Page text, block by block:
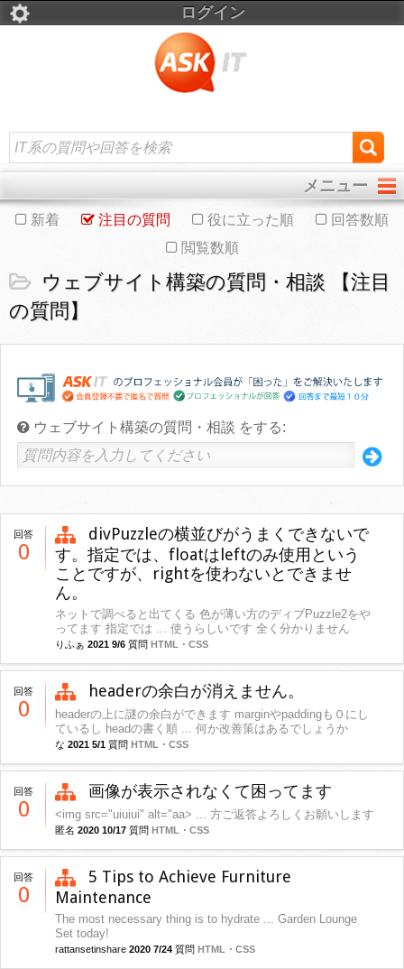
ログイン
メニュー
新着 注目の質問 役に立った順
回答数順
閲覧数順
ウェブサイト構築の質問・相談 【注目
の質問】
ウェブサイト構築の質問・相談 をする:
回答
0
divPuzzleの横並びがうまくできないで
す。指定では、floatはleftのみ使用という
ことですが、rightを使わないとできませ
ん。
ネットで調べると出てくる 色が薄い方のディブPuzzle2をや
ってます 指定では ... 使うらしいです 全く分かりません
りふぁ 2021 9/6 質問 HTML・CSS
回答
0
headerの余白が消えません。
headerの上に謎の余白ができます marginやpaddingも０にし
ているし headの書く順 ... 何か改善策はあるでしょうか
な 2021 5/1 質問 HTML・CSS
回答
0
画像が表示されなくて困ってます
<img src="uiuiui" alt="aa> ... 方ご返答よろしくお願いします
匿名 2020 10/17 質問 HTML・CSS
回答
0
5 Tips to Achieve Furniture
Maintenance
The most necessary thing is to hydrate ... Garden Lounge
Set today!
rattansetinshare 2020 7/24 質問 HTML・CSS